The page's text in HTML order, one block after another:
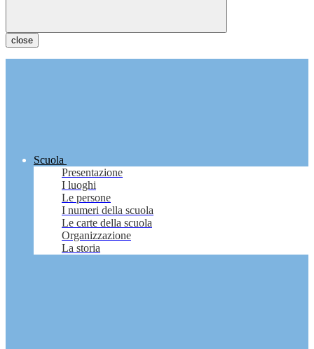
close
Scuola
Presentazione
I luoghi
Le persone
I numeri della scuola
Le carte della scuola
Organizzazione
La storia